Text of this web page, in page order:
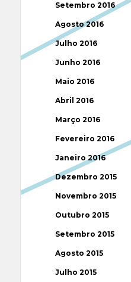
Setembro 2016
Agosto 2016
Julho 2016
Junho 2016
Maio 2016
Abril 2016
Março 2016
Fevereiro 2016
Janeiro 2016
Dezembro 2015
Novembro 2015
Outubro 2015
Setembro 2015
Agosto 2015
Julho 2015